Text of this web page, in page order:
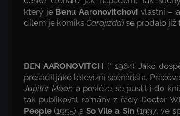
který je Benu Aaronovitchovi vlastní –
dílem je komiks Čarojízda) se prodalo již
BEN AARONOVITCH (* 1964) Jako
prosadil jako televizní scenárista.
Jupiter Moon a posléze se pustil i do
tak publikoval romány z řady Doctor
People (1995) a So Vile a Sin(1997, ve